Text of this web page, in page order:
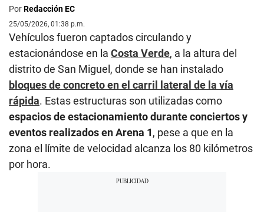
PorRedacción EC
25/05/2026, 01:38 p.m.
Vehículos fueron captados circulando y
estacionándose en la Costa Verde, a la altura del
distrito de San Miguel, donde se han instalado
bloques de concreto en el carril lateral de la vía
rápida. Estas estructuras son utilizadas como
espacios de estacionamiento durante conciertos y
eventos realizados en Arena 1, pese a que en la
zona el límite de velocidad alcanza los 80 kilómetros
por hora.